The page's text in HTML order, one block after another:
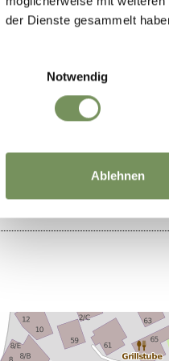
der Dienste gesammelt
Notwendig
Ablehnen
09:30 - 19:00